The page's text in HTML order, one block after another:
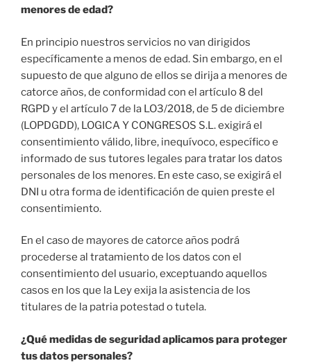
menores de edad?
En principio nuestros servicios no van dirigidos
específicamente a menos de edad. Sin embargo, en el
supuesto de que alguno de ellos se dirija a menores de
catorce años, de conformidad con el artículo 8 del
RGPD y el artículo 7 de la LO3/2018, de 5 de diciembre
(LOPDGDD), LOGICA Y CONGRESOS S.L. exigirá el
consentimiento válido, libre, inequívoco, específico e
informado de sus tutores legales para tratar los datos
personales de los menores. En este caso, se exigirá el
DNI u otra forma de identificación de quien preste el
consentimiento.
En el caso de mayores de catorce años podrá
procederse al tratamiento de los datos con el
consentimiento del usuario, exceptuando aquellos
casos en los que la Ley exija la asistencia de los
titulares de la patria potestad o tutela.
¿Qué medidas de seguridad aplicamos para proteger
tus datos personales?